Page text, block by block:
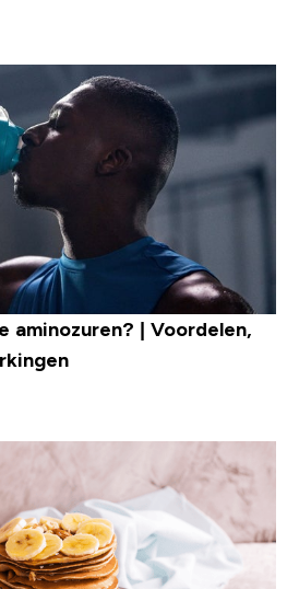
aminozuren? | Voordelen,